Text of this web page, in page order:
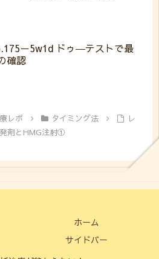
ー5w1d ドゥ―テストで最
確認
レポ タイミング法
レ
剤とHMG注射①
ホーム
サイドバー